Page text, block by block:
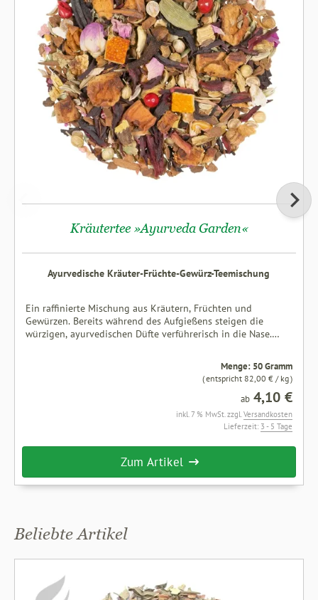
Kräutertee »Ayurveda Garden«
Ayurvedische Kräuter-Früchte-Gewürz-Teemischung
Ein raffinierte Mischung aus Kräutern, Früchten und
Gewürzen. Bereits während des Aufgießens steigen die
würzigen, ayurvedischen Düfte verführerisch in die Nase.
sinnliche Aromatik der Gewürze fein abgerundet wird. Unser
Kräutertee »Ayurveda Garden« passt wunderbar zum
nachmittaglichen Teekränzchen und harmoniert perfekt zu
Kuchen oder süßen Teilchen. Zutaten: Geröstete Apfelstücke,
Zimtrinde, Hibiskusblüten, Anis, Koriander, Fenchel,
Süßholzwurzel*, Orangenschalen, Nelken, Kardamom, rosa
Pfeffer, Rosenblütenblätter.* Enthält Süßholz – bei hohem
Blutdruck sollte ein übermäßiger Verzehr dieses Erzeugnisses
vermieden werden. Ohne zugesetztes Aroma
Menge: 50 Gramm
( entspricht 82,00 € / kg )
ab 4,10 €
inkl. 7 % MwSt. zzgl.Versandkosten
Lieferzeit: 3 - 5 Tage
Zum Artikel
Beliebte Artikel